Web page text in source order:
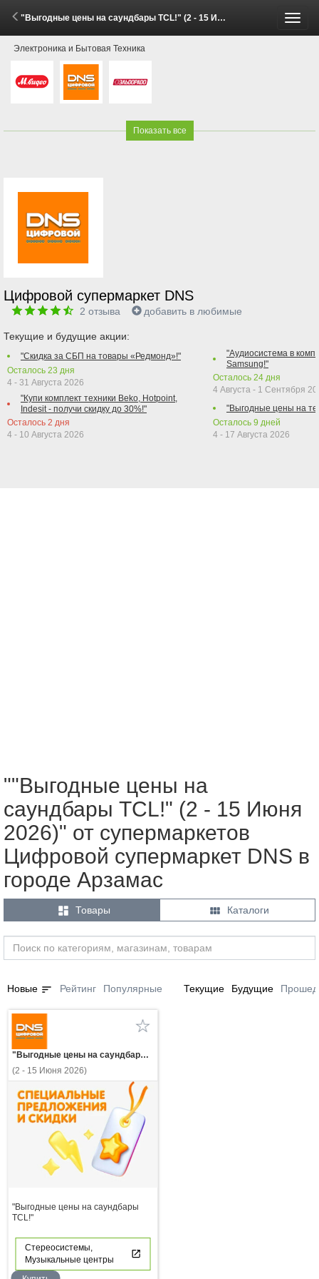
"Выгодные цены на саундбары TCL!" (2 - 15 Июня 2026)
Электроника и Бытовая Техника
Показать все
Цифровой супермаркет DNS
2 отзыва добавить в любимые
Текущие и будущие акции:
"Скидка за СБП на товары «Редмонд»!"
Осталось 23 дня
4 - 31 Августа 2026
"Купи комплект техники Beko, Hotpoint,
Indesit - получи скидку до 30%!"
Осталось 2 дня
4 - 10 Августа 2026
"Аудиосистема в
Samsung!"
Осталось 24 дня
4 Августа - 1 Сентября
"Выгодные цены на
Осталось 9 дней
4 - 17 Августа 2026
""Выгодные цены на
саундбары TCL!" (2 - 15 Июня
2026)" от супермаркетов
Цифровой супермаркет DNS в
городе Арзамас
 Товары  Каталоги
Новые sort Рейтинг Популярные Текущие Будущие
"Выгодные цены на саундбары TCL!"
(2 - 15 Июня 2026)
"Выгодные цены на саундбары
TCL!"
Стереосистемы,
Музыкальные центры